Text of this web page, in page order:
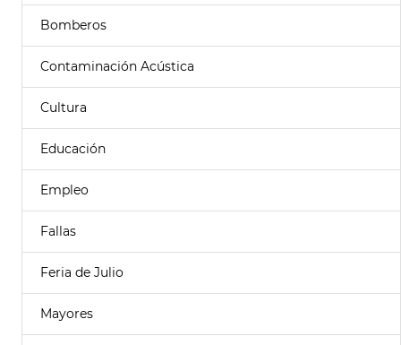
Bomberos
Contaminación Acústica
Cultura
Educación
Empleo
Fallas
Feria de Julio
Mayores